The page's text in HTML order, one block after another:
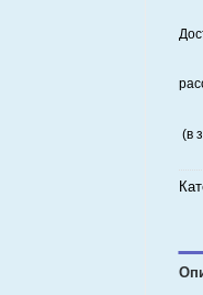
(в